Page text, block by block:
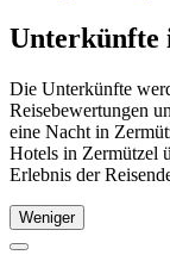
Unterkünfte
Die Unterkünfte
Reisebewertungen
eine Nacht in
Hotels in Zermützel
Erlebnis der
Weniger